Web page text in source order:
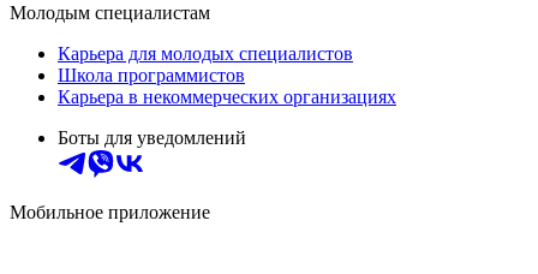
Молодым специалистам
Карьера для молодых специалистов
Школа программистов
Карьера в некоммерческих организациях
Боты для уведомлений
Мобильное приложение